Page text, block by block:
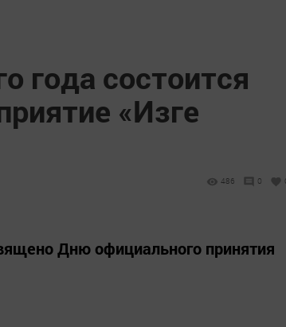
года состоится
«Изге
486 0
Дню официального принятия